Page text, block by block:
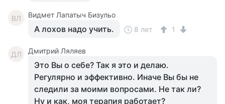
ВЛ Видмет Лапатыч Бизульо
А лохов надо учить. 8 лет 1
ДЛ Дмитрий Ляляев
Это Вы о себе? Так я это и делаю.
Регулярно и эффективно. Иначе Вы бы не
следили за моими вопросами. Не так ли?
Ну и как, моя терапия работает?